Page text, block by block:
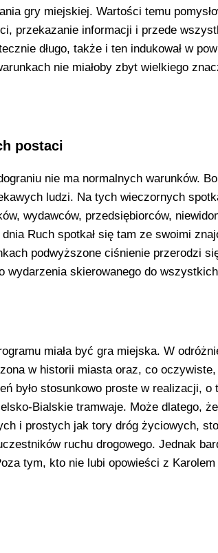
gry miejskiej. Wartości temu
przekazanie informacji i przede
długo, także i ten indukował w
nie miałoby zbyt wielkiego
postaci
nie ma normalnych warunków.
ludzi. Na tych wieczornych
wydawców, przedsiębiorców,
Ruch spotkał się tam ze swoimi
podwyższone ciśnienie przerodzi
wydarzenia skierowanego do
miała być gra miejska. W
w historii miasta oraz, co
było stosunkowo proste w realizacji, o
Bialskie tramwaje. Może dlatego,
i prostych jak tory dróg życiowych,
ruchu drogowego. Jednak
tym, kto nie lubi opowieści z